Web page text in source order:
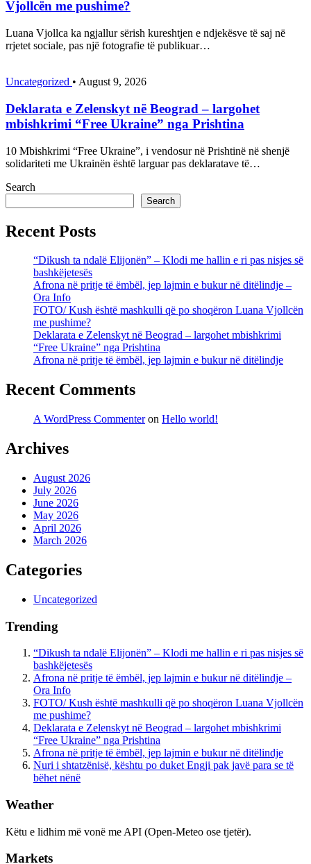
Vjollcën me pushime?
Luana Vjollca ka ngjallur sërish kureshtjen e ndjekësve të saj në
rrjetet sociale, pas një fotografie të publikuar…
Uncategorized • August 9, 2026
Deklarata e Zelenskyt në Beograd – largohet
mbishkrimi “Free Ukraine” nga Prishtina
10 Mbishkrimi “Free Ukraine”, i vendosur në Prishtinë në shenjë
solidariteti me Ukrainën është larguar pas deklaratave të…
Search
Search
Recent Posts
“Dikush ta ndalë Elijonën” – Klodi me hallin e ri pas nisjes së
bashkëjetesës
Afrona në pritje të ëmbël, jep lajmin e bukur në ditëlindje –
Ora Info
FOTO/ Kush është mashkulli që po shoqëron Luana Vjollcën
me pushime?
Deklarata e Zelenskyt në Beograd – largohet mbishkrimi
“Free Ukraine” nga Prishtina
Afrona në pritje të ëmbël, jep lajmin e bukur në ditëlindje
Recent Comments
A WordPress Commenteron Hello world!
Archives
August 2026
July 2026
June 2026
May 2026
April 2026
March 2026
Categories
Uncategorized
Trending
“Dikush ta ndalë Elijonën” – Klodi me hallin e ri pas nisjes së
bashkëjetesës
Afrona në pritje të ëmbël, jep lajmin e bukur në ditëlindje –
Ora Info
FOTO/ Kush është mashkulli që po shoqëron Luana Vjollcën
me pushime?
Deklarata e Zelenskyt në Beograd – largohet mbishkrimi
“Free Ukraine” nga Prishtina
Afrona në pritje të ëmbël, jep lajmin e bukur në ditëlindje
Nuri i shtatzënisë, kështu po duket Engji pak javë para se të
bëhet nënë
Weather
Këtu e lidhim më vonë me API (Open-Meteo ose tjetër).
Markets